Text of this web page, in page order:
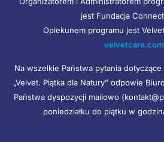
jest Fundacja
Opiekunem programu jest
velvetcare.com
Na wszelkie Państwa pytania
„Velvet. Piątka dla Natury” odpowie
Państwa dyspozycji mailowo
poniedziałku do piątku w